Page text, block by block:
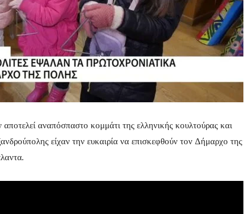
αναπόσπαστο κομμάτι της ελληνικής κουλτούρας και
είχαν την ευκαιρία να επισκεφθούν τον Δήμαρχο της